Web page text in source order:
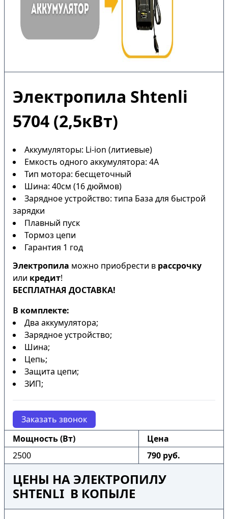
Электропила Shtenli
5704 (2,5кВт)
Аккумуляторы: Li-ion (литиевые)
Емкость одного аккумулятора: 4А
Тип мотора: бесщеточный
Шина: 40см (16 дюймов)
Зарядное устройство: типа База для быстрой
зарядки
Плавный пуск
Тормоз цепи
Гарантия 1 год
Электропила можно приобрести в рассрочку
или кредит!
БЕСПЛАТНАЯ ДОСТАВКА!
В комплекте:
Два аккумулятора;
Зарядное устройство;
Шина;
Цепь;
Защита цепи;
ЗИП;
Заказать звонок
Мощность (Вт)
Цена
2500
790 руб.
ЦЕНЫ НА ЭЛЕКТРОПИЛУ
SHTENLI В КОПЫЛЕ